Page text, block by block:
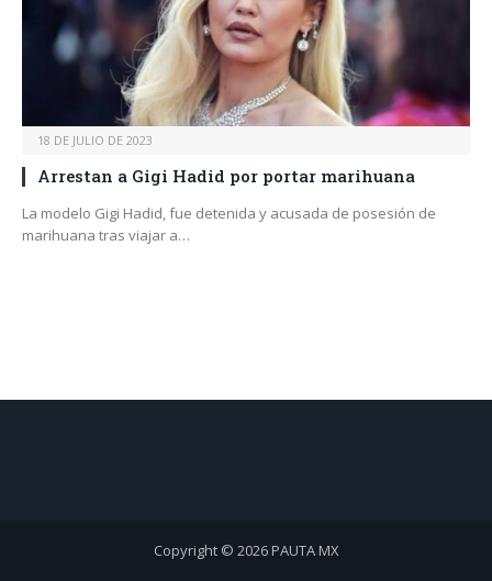
18 DE JULIO DE 2023
Arrestan a Gigi Hadid por portar marihuana
La modelo Gigi Hadid, fue detenida y acusada de posesión de
marihuana tras viajar a…
Copyright © 2026 PAUTA MX